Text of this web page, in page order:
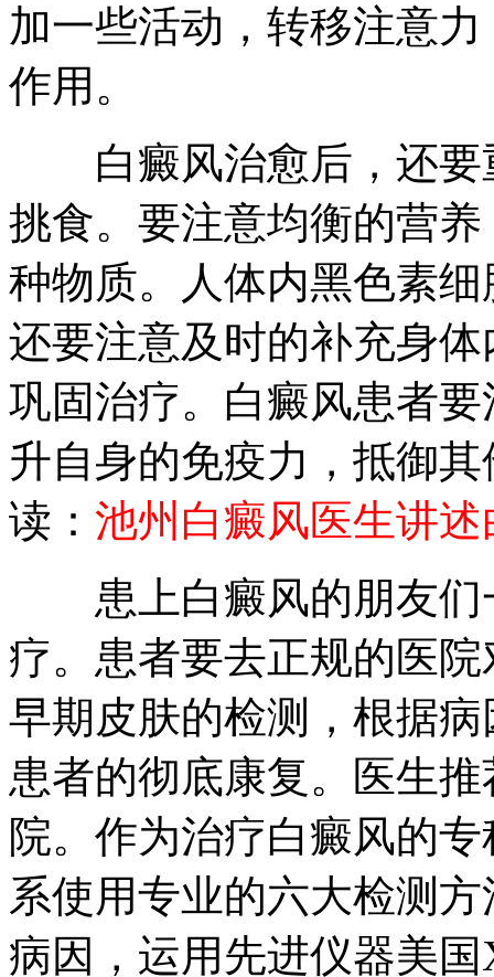
加一些活动，转移注意
作用。
白癜风治愈后，还要
挑食。要注意均衡的营
种物质。人体内黑色素
还要注意及时的补充身
巩固治疗。白癜风患者
升自身的免疫力，抵御
读： 池州白癜风医生讲
患上白癜风的朋友们
疗。患者要去正规的医
早期皮肤的检测，根据
患者的彻底康复。医生
院。作为治疗白癜风的
系使用专业的六大检测
病因，运用先进仪器美